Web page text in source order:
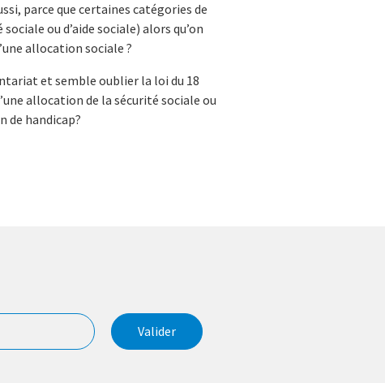
parce que certaines catégories de
ou d’aide sociale) alors qu’on
allocation sociale ?
et semble oublier la loi du 18
allocation de la sécurité sociale ou
de handicap?
Valider